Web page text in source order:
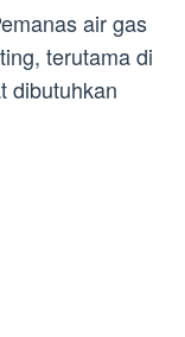
air gas
terutama di
dibutuhkan